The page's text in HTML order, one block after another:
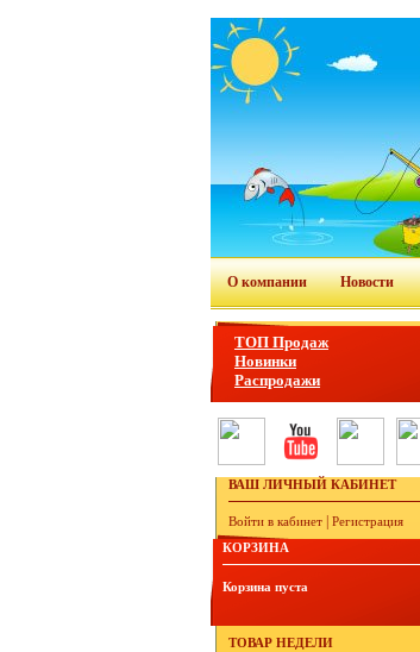
О компании Новости
ТОП Продаж
Новинки
Распродажи
ВАШ ЛИЧНЫЙ КАБИНЕТ
Войти в кабинет
Регистрация
КОРЗИНА
Корзина пуста
ТОВАР НЕДЕЛИ